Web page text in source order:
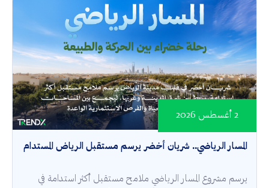
المسار الرياضي.. شريان أخضر يرسم مستقبل الرياض المستدام
2 أغسطس 2026
يرسم مشروع المسار الرياضي ملامح مستقبل أكثر استدامة في